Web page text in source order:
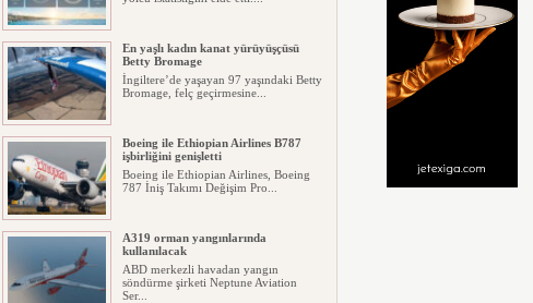
En yaşlı kadın kanat yürüyüşçüsü
Betty Bromage
İngiltere’de yaşayan 97 yaşındaki Betty
Bromage, felç geçirmesine...
Boeing ile Ethiopian Airlines B787
işbirliğini genişletti
Boeing ile Ethiopian Airlines, Boeing
787 İniş Takımı Değişim Pro...
A319 orman yangınlarında
kullanılacak
ABD merkezli havadan yangın
söndürme şirketi Neptune Aviation
Ser...